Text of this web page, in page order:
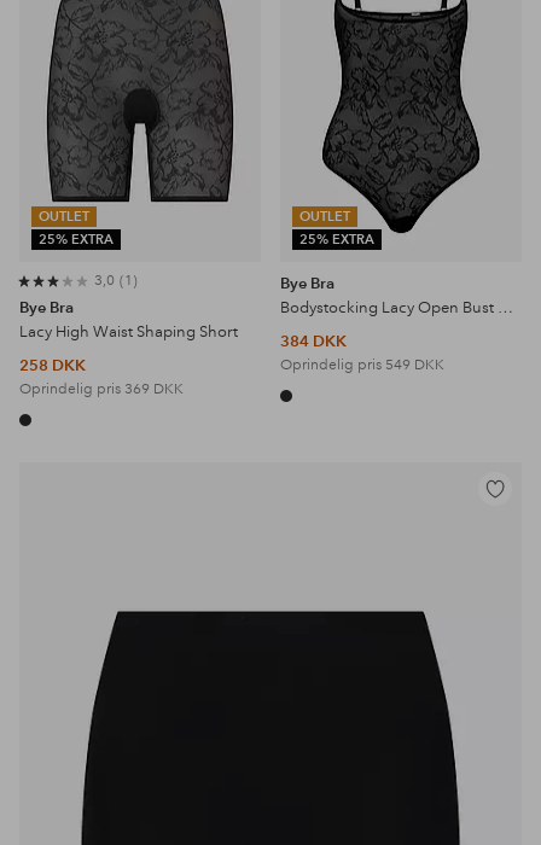
OUTLET
25% EXTRA
3,0 1
Bye Bra
Lacy High Waist Shaping Short
258 DKK
Oprindelig pris 369 DKK
OUTLET
25% EXTRA
Bye Bra
Bodystocking Lacy Open Bust Bodysuit - medium support
384 DKK
Oprindelig pris 549 DKK
Tilføj